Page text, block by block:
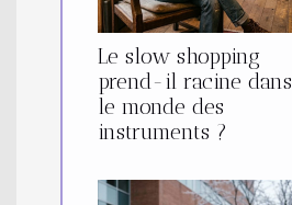
Le slow shopping
prend-il racine dans
le monde des
instruments ?